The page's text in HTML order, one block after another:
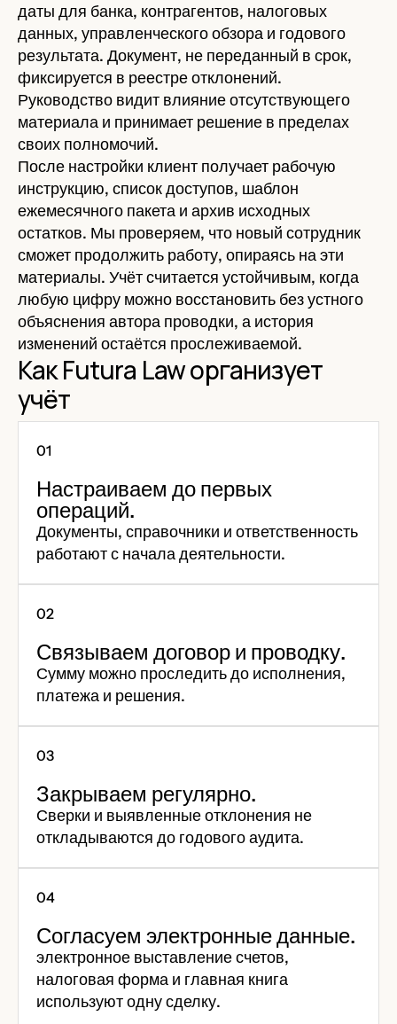
даты для банка, контрагентов, налоговых
данных, управленческого обзора и годового
результата. Документ, не переданный в срок,
фиксируется в реестре отклонений.
Руководство видит влияние отсутствующего
материала и принимает решение в пределах
своих полномочий.
После настройки клиент получает рабочую
инструкцию, список доступов, шаблон
ежемесячного пакета и архив исходных
остатков. Мы проверяем, что новый сотрудник
сможет продолжить работу, опираясь на эти
материалы. Учёт считается устойчивым, когда
любую цифру можно восстановить без устного
объяснения автора проводки, а история
изменений остаётся прослеживаемой.
Как Futura Law организует
учёт
Настраиваем до первых
операций.
Документы, справочники и ответственность
работают с начала деятельности.
Связываем договор и проводку.
Сумму можно проследить до исполнения,
платежа и решения.
Закрываем регулярно.
Сверки и выявленные отклонения не
откладываются до годового аудита.
Согласуем электронные данные.
электронное выставление счетов,
налоговая форма и главная книга
используют одну сделку.